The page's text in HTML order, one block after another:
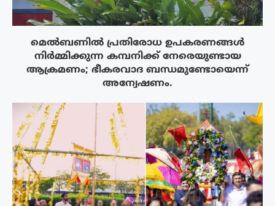
മെൽബണിൽ പ്രതിരോധ ഉപകരണങ്ങൾ
നിർമ്മിക്കുന്ന കമ്പനിക്ക് നേരെയുണ്ടായ
ആക്രമണം; ഭീകരവാദ ബന്ധമുണ്ടോയെന്ന്
അന്വേഷണം.